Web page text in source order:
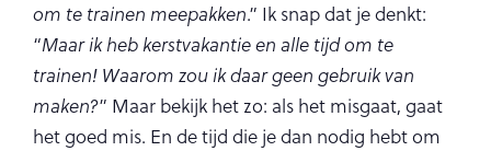
om te trainen meepakken.” Ik snap dat je denkt:
“Maar ik heb kerstvakantie en alle tijd om te
trainen! Waarom zou ik daar geen gebruik van
maken?” Maar bekijk het zo: als het misgaat, gaat
het goed mis. En de tijd die je dan nodig hebt om